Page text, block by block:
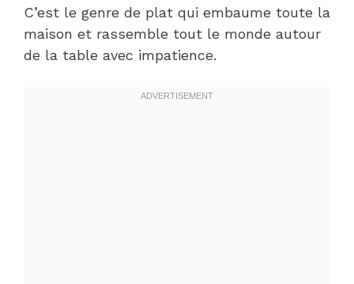
C’est le genre de plat qui embaume toute la
maison et rassemble tout le monde autour
de la table avec impatience.